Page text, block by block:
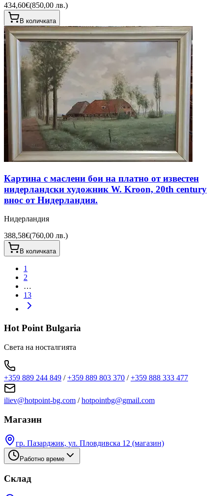
434,60€(850,00 лв.)
В количката
Картина с маслени бои на платно от известен
нидерландски художник W. Kroon, 20th century
внос от Нидерландия.
Нидерландия
388,58€(760,00 лв.)
В количката
1
2
…
13
Hot Point Bulgaria
Света на носталгията
+359 889 244 849 /+359 889 803 370 /+359 888 333 477
iliev@hotpoint-bg.com /hotpointbg@gmail.com
Магазин
гр. Пазарджик, ул. Пловдивска 12 (магазин)
Работно време
Склад